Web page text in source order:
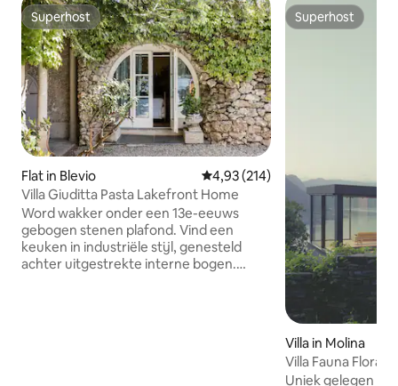
Superhost
Superhost
Flat in Blevio Gemiddelde beoordeling van
4,93 (214)
Villa Giuditta Pasta Lakefront Home
Word wakker onder een 13e-eeuws
gebogen stenen plafond. Vind een
keuken in industriële stijl, genesteld
achter uitgestrekte interne bogen.
Superhost
Superhost
Villa in Molina
Villa Fauna Flora
GLOEDNIEUW
Uniek gelegen te